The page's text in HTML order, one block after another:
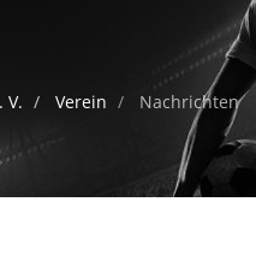
V. Verein Nachrichten